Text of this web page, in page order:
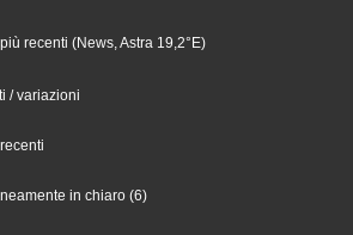
recenti (News, Astra 19,2°E)
/ variazioni
in chiaro (6)